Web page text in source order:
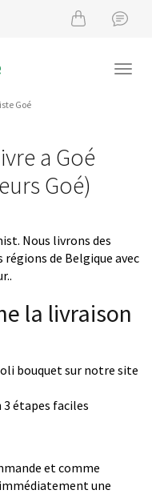
Goé
a Goé
Goé)
Nous livrons des
de Belgique avec
la livraison
bouquet sur notre site
3 étapes faciles
et comme
une